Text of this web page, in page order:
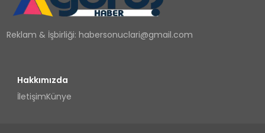
TEKNOLOJI
YAŞAM
Reklam & İşbirliği:habersonuclari@gmail.com
Hakkımızda
İletişimKünye